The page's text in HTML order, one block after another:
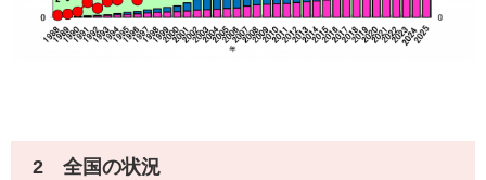
2 全国の状況